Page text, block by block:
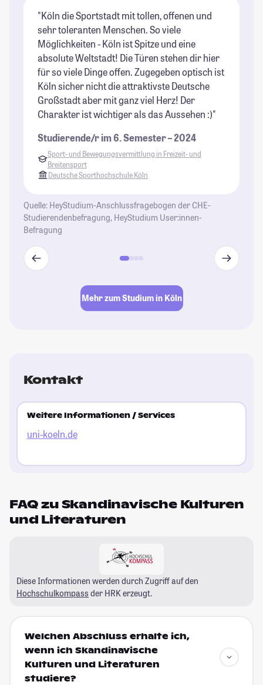
"Köln die Sportstadt mit tollen, offenen und
sehr toleranten Menschen. So viele
Möglichkeiten - Köln ist Spitze und eine
absolute Weltstadt! Die Türen stehen dir hier
für so viele Dinge offen. Zugegeben optisch ist
Köln sicher nicht die attraktivste Deutsche
Großstadt aber mit ganz viel Herz! Der
Charakter ist wichtiger als das Aussehen :)"
Studierende/r im 6. Semester – 2024
Sport- und Bewegungsvermittlung in Freizeit- und
Breitensport
Deutsche Sporthochschule Köln
Quelle: HeyStudium-Anschlussfragebogen der CHE-
Studierendenbefragung, HeyStudium User:innen-
Befragung
Mehr zum Studium in Köln
Kontakt
Weitere Informationen / Services
uni-koeln.de
FAQ zu Skandinavische Kulturen
und Literaturen
Diese Informationen werden durch Zugriff auf den
Hochschulkompass der HRK erzeugt.
Welchen Abschluss erhalte ich,
wenn ich Skandinavische
Kulturen und Literaturen
studiere?